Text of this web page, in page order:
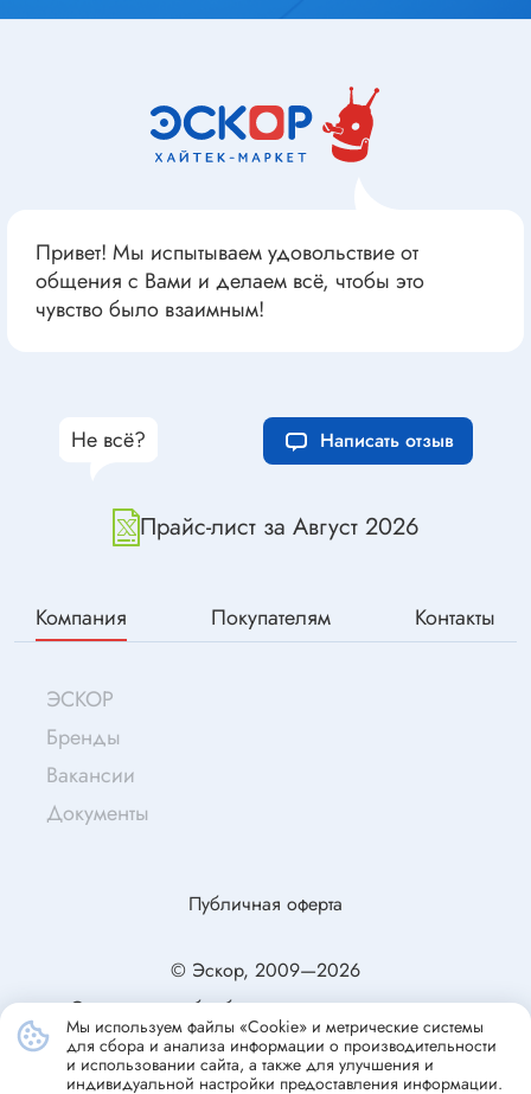
Привет! Мы испытываем удовольствие от
общения с Вами и делаем всё, чтобы это
чувство было взаимным!
Прайс-лист за Август 2026
Не всё? Написать отзыв
Компания Покупателям Контакты
ЭСКОР
Бренды
Вакансии
Документы
© Эскор, 2009—2026
Согласие на обработку персональных данных
Политика конфиденциальности
Публичная оферта
Мы используем файлы «Cookie» и метрические системы
для сбора и анализа информации о производительности
и использовании сайта, а также для улучшения и
индивидуальной настройки предоставления информации.